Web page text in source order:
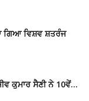
ਗਿਆ ਵਿਸ਼ਵ ਸ਼ਤਰੰਜ
ਕੁਮਾਰ ਸੈਣੀ ਨੇ 10ਵੇਂ…